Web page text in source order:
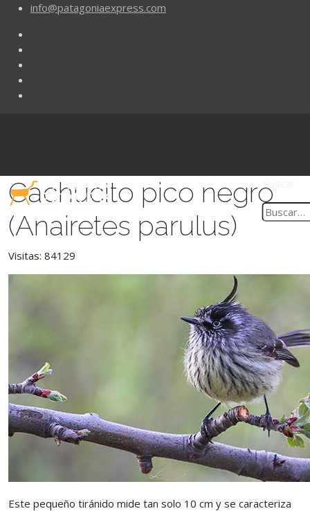
info@patagoniaexpress.com
Cachucito pico negro
(Anairetes parulus)
Visitas: 84129
Este pequeño tiránido mide tan solo 10 cm y se caracteriza